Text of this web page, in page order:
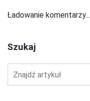
Ładowanie komentarzy...
Szukaj